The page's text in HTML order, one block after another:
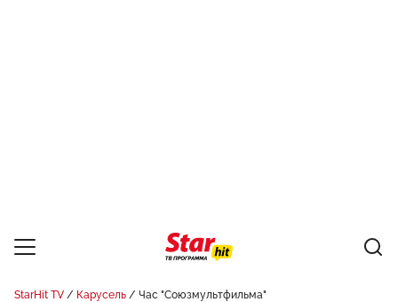
StarHit TV Карусель Час "Союзмультфильма"